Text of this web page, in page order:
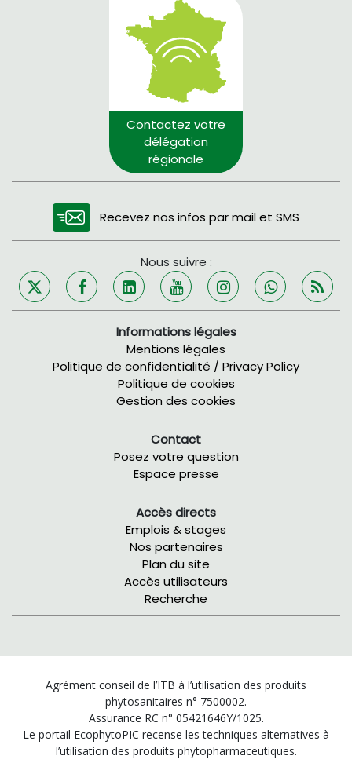
Contactez votre
délégation
régionale
Recevez nos infos par mail et SMS
Nous suivre :
Informations légales
Mentions légales
Politique de confidentialité / Privacy Policy
Politique de cookies
Gestion des cookies
Contact
Posez votre question
Espace presse
Accès directs
Emplois & stages
Nos partenaires
Plan du site
Accès utilisateurs
Recherche
Agrément conseil de l’ITB à l’utilisation des produits
phytosanitaires n° 7500002.
Assurance RC n° 05421646Y/1025.
Le portail EcophytoPIC recense les techniques alternatives à
l’utilisation des produits phytopharmaceutiques.